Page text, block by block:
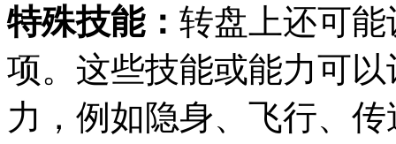
特殊技能： 转盘上还可
项。这些技能或能力可
力，例如隐身、飞行、